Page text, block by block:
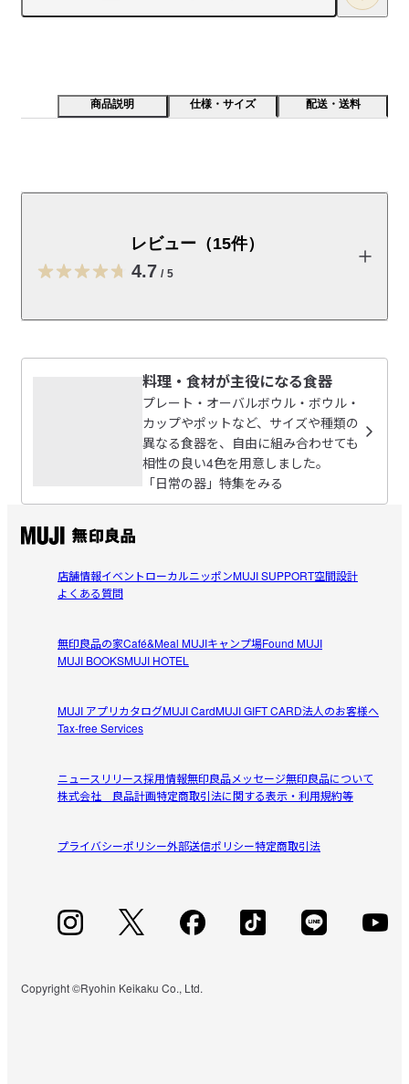
商品説明 仕様・サイズ 配送・送料
「料理が主役になる器」をテーマに新しい定番食器シリーズが
1. 料理や食材が主役になるデザイン
2. 組み合わせを楽しめるカラー展開
3. 日常遣いに考慮した使いやすい形
【カップ・ポット類】
普段使いでも、ちょっとしたフォーマルな場でも使えるくせの
くおさまるデザインになっており、持ちやすく安定感がありま
【ティーカップソーサー】
-------------------
食洗器 : 可
レビュー（15件）
4.7 / 5
こちらのティーカップを愛用しており、ソーサーなしでこ
飲み物よりも汁物で使用することが増えたので購入しまし
見た目も、大きさも、取っ手のある使い勝手も、とても気
2026/03/22
カップとお揃いで買いました。
ブルーラインがお気に入りです。
違えて買わないように注意して下さい。私は店頭で1度間違
えました。
参考になった（1人）
hhh
2026/01/26
コーヒーカップ250mlのソーサーとして購入しました。グ
ーのトーンが微妙に違っていたので、カップの色味とズレ
料理・食材が主役になる食器
プレート・オーバルボウル・ボウル・
カップやポットなど、サイズや種類の
異なる食器を、自由に組み合わせても
相性の良い4色を用意しました。
「日常の器」特集をみる
店舗情報イベントローカルニッポンMUJI SUPPORT空間設計
よくある質問
無印良品の家Café&Meal MUJIキャンプ場Found MUJI
MUJI BOOKSMUJI HOTEL
MUJI アプリカタログMUJI CardMUJI GIFT CARD法人のお客様へ
Tax-free Services
ニュースリリース採用情報無印良品メッセージ無印良品について
株式会社 良品計画特定商取引法に関する表示・利用規約等
プライバシーポリシー外部送信ポリシー特定商取引法
Copyright ©Ryohin Keikaku Co., Ltd.